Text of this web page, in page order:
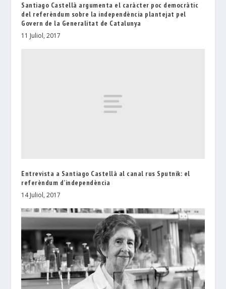
Santiago Castellà argumenta el caràcter poc democràtic
del referèndum sobre la independència plantejat pel
Govern de la Generalitat de Catalunya
11 Juliol, 2017
Entrevista a Santiago Castellà al canal rus Sputnik: el
referèndum d’independència
14 Juliol, 2017